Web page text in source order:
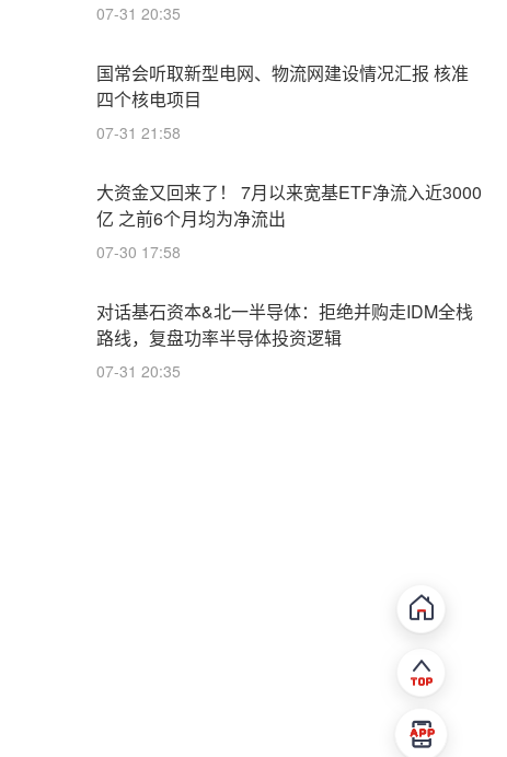
07-31 20:35
国常会听取新型电网、物流网建设情况汇报 核准
四个核电项目
07-31 21:58
大资金又回来了！ 7月以来宽基ETF净流入近3000
亿 之前6个月均为净流出
07-30 17:58
对话基石资本&北一半导体：拒绝并购走IDM全栈
路线，复盘功率半导体投资逻辑
07-31 20:35